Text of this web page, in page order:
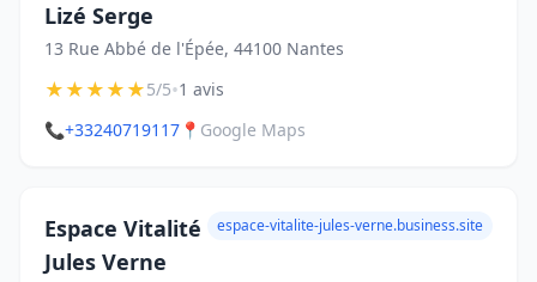
Lizé Serge
13 Rue Abbé de l'Épée, 44100 Nantes
★★★★★5/5•1 avis
📞+33240719117 📍 Google Maps
Espace Vitalité
Jules Verne
espace-vitalite-jules-verne.business.site